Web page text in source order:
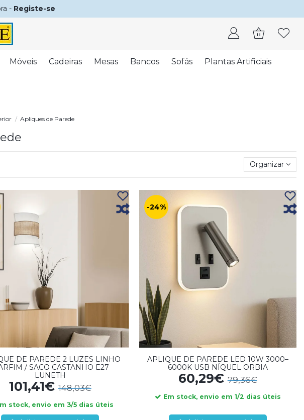
- Registe-se
Móveis Cadeiras Mesas Bancos Sofás Plantas Artificiais
Apliques de Parede
Organizar
DE PAREDE 2 LUZES LINHO
/ SACO CASTANHO E27
LUNETH
101,41€148,03€
stock, envio em 3/5 dias úteis
-24%
APLIQUE DE PAREDE LED 10W 3000–
6000K USB NÍQUEL ORBIA
60,29€79,36€
Em stock, envio em 1/2 dias úteis